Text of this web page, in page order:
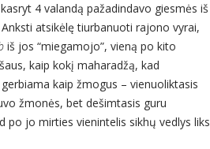
4 valandą pažadindavo giesmės iš
atsikėlę tiurbanuoti rajono vyrai,
iš jos “miegamojo”, vieną po kito
kaip kokį maharadžą, kad
kaip žmogus – vienuoliktasis
žmonės, bet dešimtasis guru
po jo mirties vienintelis sikhų vedlys liks